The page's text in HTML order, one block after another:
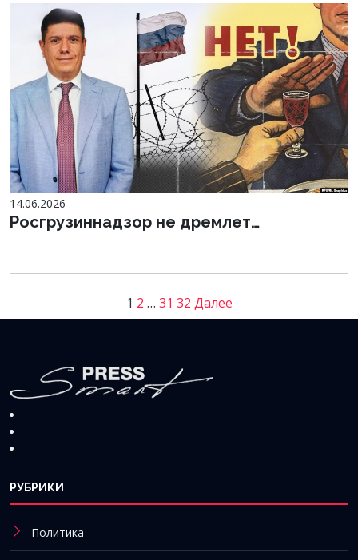
14.06.2026
Росгрузиннадзор не дремлет…
1 2 … 31 32 Далее
РУБРИКИ
Политика